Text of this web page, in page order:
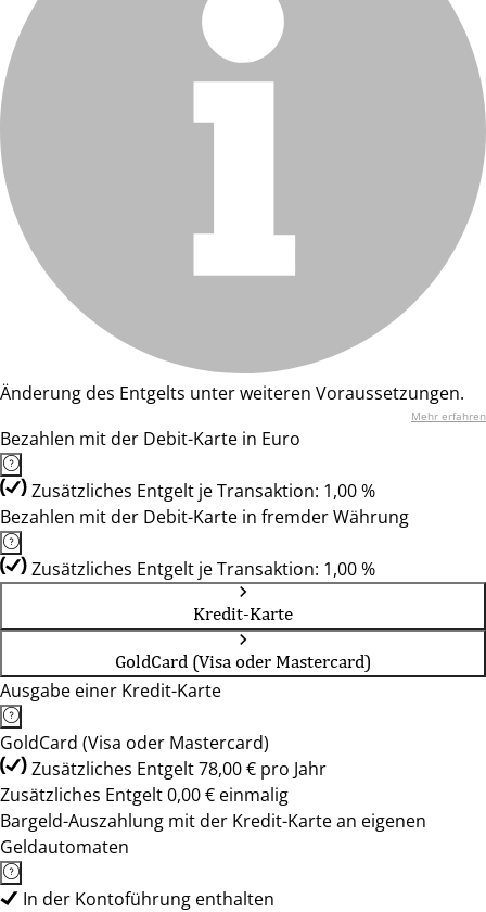
Änderung des Entgelts unter weiteren Voraussetzungen.
Mehr erfahren
Bezahlen mit der Debit-Karte in Euro
Zusätzliches Entgelt je Transaktion: 1,00 %
Bezahlen mit der Debit-Karte in fremder Währung
Zusätzliches Entgelt je Transaktion: 1,00 %
Kredit-Karte
GoldCard (Visa oder Mastercard)
Ausgabe einer Kredit-Karte
GoldCard (Visa oder Mastercard)
Zusätzliches Entgelt 78,00 € pro Jahr
Zusätzliches Entgelt 0,00 € einmalig
Bargeld-Auszahlung mit der Kredit-Karte an eigenen
Geldautomaten
In der Kontoführung enthalten